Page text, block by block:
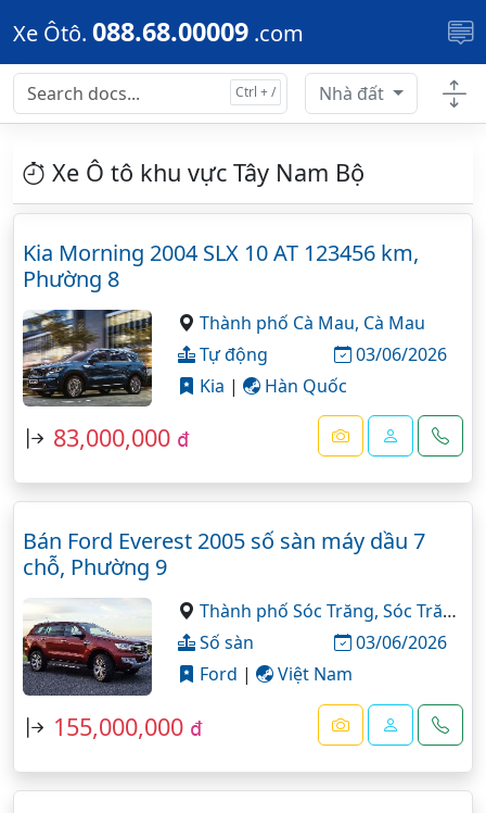
Skip to main content
Xe Ôtô. 088.68.00009 .com
Nhà đất
Xe Ô tô khu vực Tây Nam Bộ
Kia Morning 2004 SLX 10 AT 123456 km,
Phường 8
Thành phố Cà Mau, Cà Mau
Tự động
03/06/2026
Kia | Hàn Quốc
83,000,000 đ
Bán Ford Everest 2005 số sàn máy dầu 7
chỗ, Phường 9
Thành phố Sóc Trăng,Sóc Trăng
Số sàn
03/06/2026
Ford | Việt Nam
155,000,000 đ